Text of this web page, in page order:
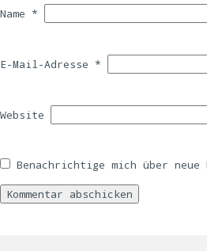
Name *
E-Mail-Adresse *
Website
Benachrichtige mich über